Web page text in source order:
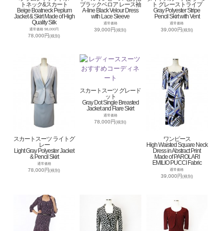
トネック&スカート
Beige Boatneck Peplum
Jacket & Skirt Made of High
Quality Silk
通常価格 98,000円
78,000円(税別)
ブラックベロア レース袖
A-line Black Velour Dress
with Lace Sleeve
通常価格
39,000円(税別)
ト グレーストライプ
Gray Polyester Stripe
Pencil Skirt with Vent
通常価格
39,000円(税別)
スカートスーツ ライトグ
レー
Light Gray Polyester Jacket
& Pencil Skirt
通常価格
78,000円(税別)
スカートスーツ グレード
ット
Gray Dot Single Breasted
Jacket and Flare Skirt
通常価格
78,000円(税別)
ワンピース
High Waisted Square Neck
Dress in Abstract Print
Made of PAROLARI
EMILIO PUCCI Fabric
通常価格
39,000円(税別)